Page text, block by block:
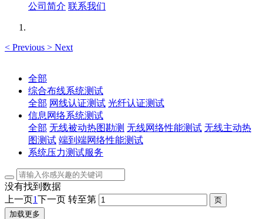
公司简介 联系我们
< Previous > Next
全部
综合布线系统测试
全部 网线认证测试 光纤认证测试
信息网络系统测试
全部 无线被动热图勘测 无线网络性能测试 无线主动热
图测试 端到端网络性能测试
系统压力测试服务
没有找到数据
上一页1下一页 转至第
加载更多